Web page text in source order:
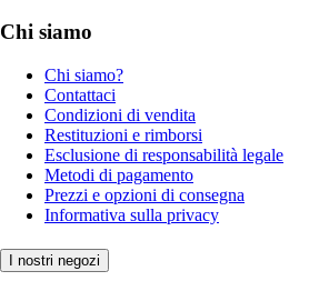
Chi siamo
Chi siamo?
Contattaci
Condizioni di vendita
Restituzioni e rimborsi
Esclusione di responsabilità legale
Metodi di pagamento
Prezzi e opzioni di consegna
Informativa sulla privacy
I nostri negozi